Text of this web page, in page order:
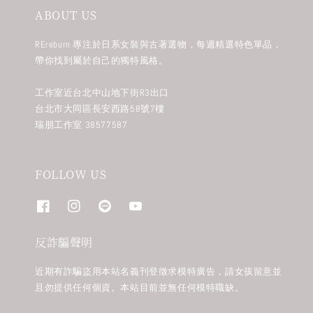
ABOUT US
REreburn 專注於日系女裝與古著選物，每週精選特色單品，
帶你找到屬於自己的獨特風格。
工作室近台北中山地下街R3出口
台北市大同區長安西路58號7樓
瑞朋工作室 38577587
FOLLOW US
反詐騙聲明
近期有詐騙盜用本站名義刊登徵求模特廣告，請女孩留意並
且勿提供任何個資。本站目前並無任何模特職缺。